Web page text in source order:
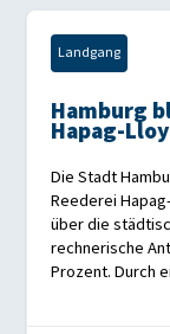
Landgang
Hamburg
Hapag-
Die Stadt
Reederei
über die
rechnerische
Prozent. Durch